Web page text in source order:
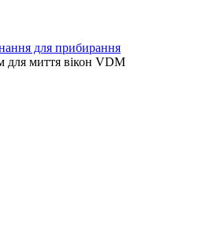
для прибирання
для миття вікон VDM